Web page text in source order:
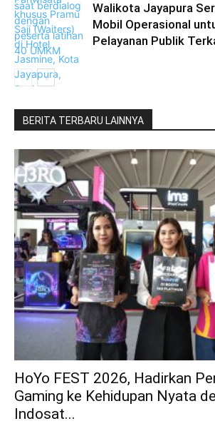
Walikota Jayapura
Mobil Operasional
Pelayanan Publik
BERITA TERBARU LAINNYA
HoYo FEST 2026, Hadirkan
Gaming ke Kehidupan Nyata
Indosat...